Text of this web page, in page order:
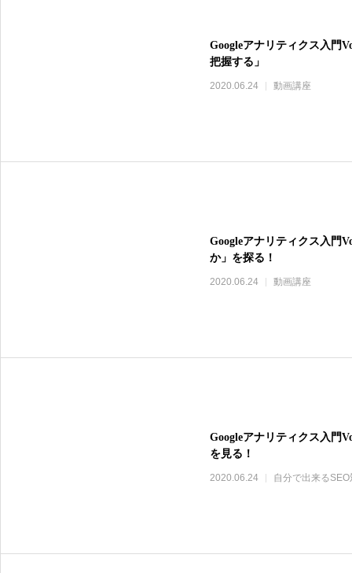
Googleアナリティクス入門
把握する」
2020.06.24 動画講座
Googleアナリティクス入門
か」を探る！
2020.06.24 動画講座
Googleアナリティクス入門
を見る！
2020.06.24 自分で出来るSEO